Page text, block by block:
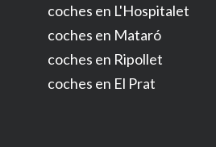
coches en L'Hospitalet
coches en Mataró
coches en Ripollet
coches en El Prat